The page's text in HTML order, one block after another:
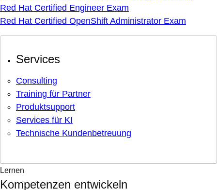
Red Hat Certified Engineer Exam
Red Hat Certified OpenShift Administrator Exam
Services
Consulting
Training für Partner
Produktsupport
Services für KI
Technische Kundenbetreuung
Lernen
Kompetenzen entwickeln